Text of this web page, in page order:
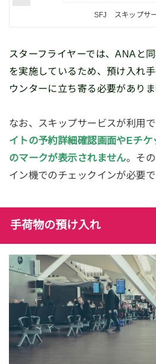
SFJ スキップサ
スターフライヤーでは、ANAと
を実施しているため、預け入れ
ウンターに立ち寄る必要がありま
なお、スキップサービスが利用で
イトの予約詳細確認画面やEチ
のマークが表示されません。そ
イン機でのチェックインが必要で
手荷物の預け入れ